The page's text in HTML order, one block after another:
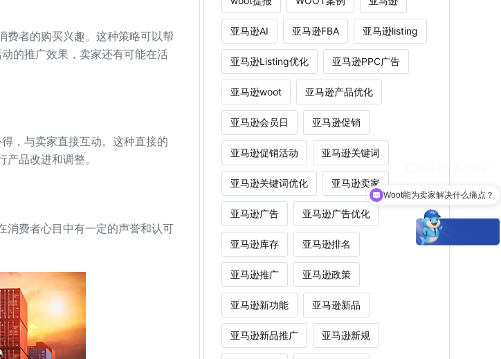
费者的购买兴趣。这种策略可以帮
的推广效果，卖家还有可能在活
，与卖家直接互动。这种直接的
品改进和调整。
消费者心目中有一定的声誉和认可
亚马逊AI 亚马逊FBA 亚马逊listing
亚马逊Listing优化 亚马逊PPC广告
亚马逊woot 亚马逊产品优化
亚马逊会员日 亚马逊促销
亚马逊促销活动 亚马逊关键词
亚马逊关键词优化 亚马逊卖家
亚马逊广告 亚马逊广告优化
亚马逊库存 亚马逊排名
亚马逊推广 亚马逊政策
亚马逊新功能 亚马逊新品
亚马逊新品推广 亚马逊新规
Woot能为卖家解决什么痛点？